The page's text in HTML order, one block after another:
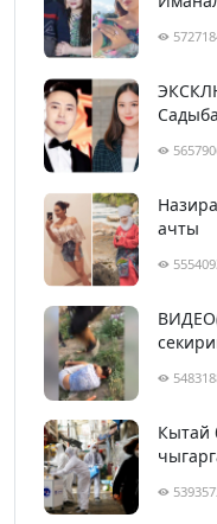
ачты
Кытай